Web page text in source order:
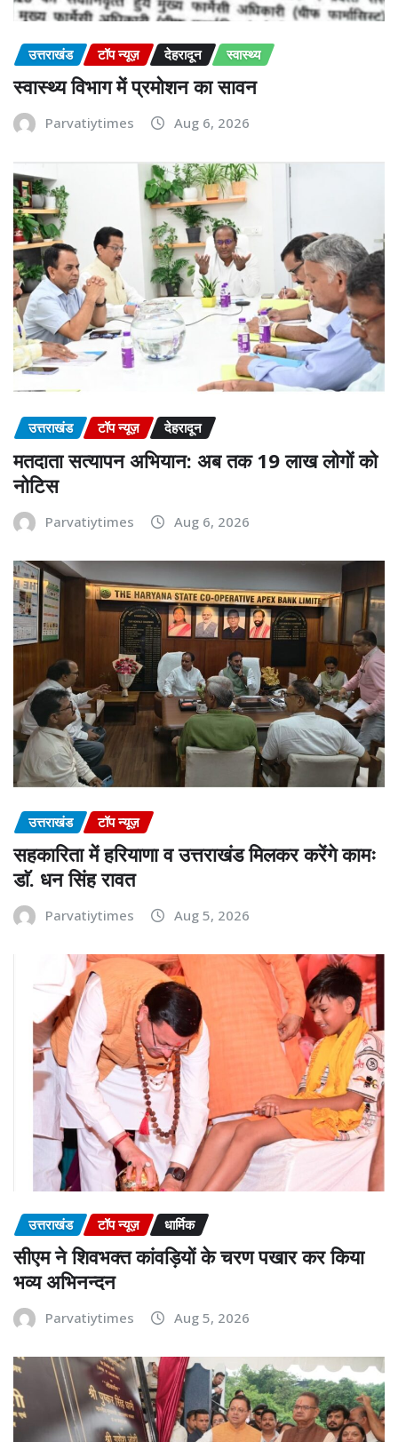
उत्तराखंड टॉप न्यूज़ देहरादून स्वास्थ्य
स्वास्थ्य विभाग में प्रमोशन का सावन
Parvatiytimes Aug 6, 2026
उत्तराखंड टॉप न्यूज़ देहरादून
मतदाता सत्यापन अभियान: अब तक 19 लाख लोगों को
नोटिस
Parvatiytimes Aug 6, 2026
उत्तराखंड टॉप न्यूज़
सहकारिता में हरियाणा व उत्तराखंड मिलकर करेंगे कामः
डाॅ. धन सिंह रावत
Parvatiytimes Aug 5, 2026
उत्तराखंड टॉप न्यूज़ धार्मिक
सीएम ने शिवभक्त कांवड़ियों के चरण पखार कर किया
भव्य अभिनन्दन
Parvatiytimes Aug 5, 2026